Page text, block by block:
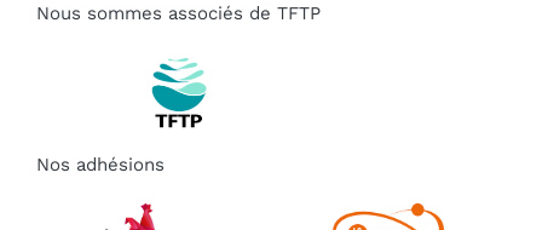
Nous sommes associés de TFTP
Nos adhésions